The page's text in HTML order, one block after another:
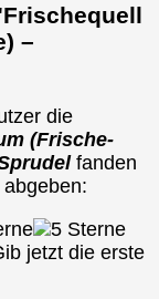
–
die
(Frische-
fanden
jetzt die erste